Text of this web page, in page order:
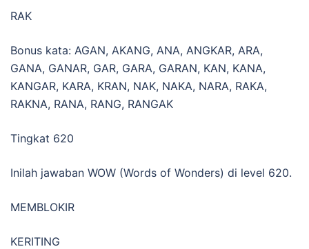
RAK
Bonus kata: AGAN, AKANG, ANA, ANGKAR, ARA,
GANA, GANAR, GAR, GARA, GARAN, KAN, KANA,
KANGAR, KARA, KRAN, NAK, NAKA, NARA, RAKA,
RAKNA, RANA, RANG, RANGAK
Tingkat 620
Inilah jawaban WOW (Words of Wonders) di level 620.
MEMBLOKIR
KERITING